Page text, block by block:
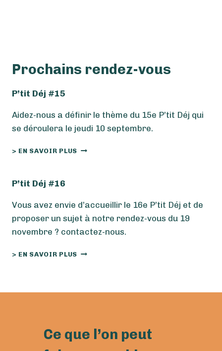
Prochains rendez-vous
P’tit Déj #15
Aidez-nous a définir le thème du 15e P’tit Déj qui
se déroulera le jeudi 10 septembre.
> EN SAVOIR PLUSP
D
J
#
5
P’tit Déj #16
Vous avez envie d’accueillir le 16e P’tit Déj et de
proposer un sujet à notre rendez-vous du 19
novembre ? contactez-nous.
> EN SAVOIR PLUSP
T
#
Ce que l’on peut